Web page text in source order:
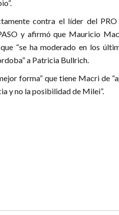
contra el líder del
y afirmó que Mauricio
“se ha moderado en los
a Patricia Bullrich.
forma” que tiene Macri de
y no la posibilidad de Milei”.